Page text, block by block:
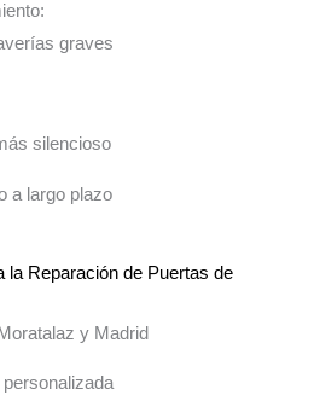
graves
silencioso
a largo plazo
la Reparación de Puertas de
y Madrid